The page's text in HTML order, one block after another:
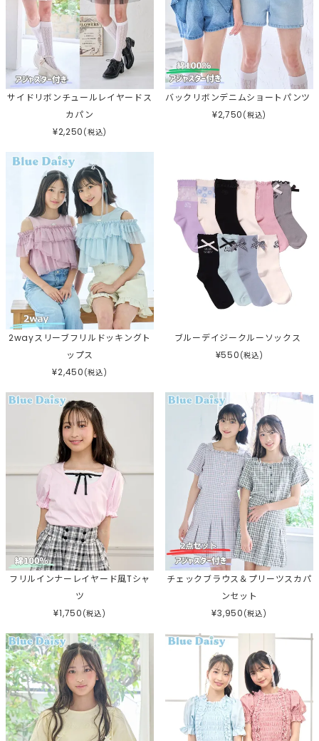
サイドリボンチュールレイヤードス
カパン
¥2,250 (税込)
バックリボンデニムショートパンツ
¥2,750 (税込)
2wayスリーブフリルドッキングト
ップス
¥2,450 (税込)
ブルーデイジークルーソックス
¥550 (税込)
フリルインナーレイヤード風Tシャ
ツ
¥1,750 (税込)
チェックブラウス＆プリーツスカパ
ンセット
¥3,950 (税込)